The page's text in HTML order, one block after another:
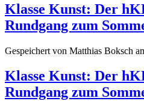
Klasse Kunst: Der
Rundgang zum
Gespeichert von Matthias Boksch
Klasse Kunst: Der
Rundgang zum